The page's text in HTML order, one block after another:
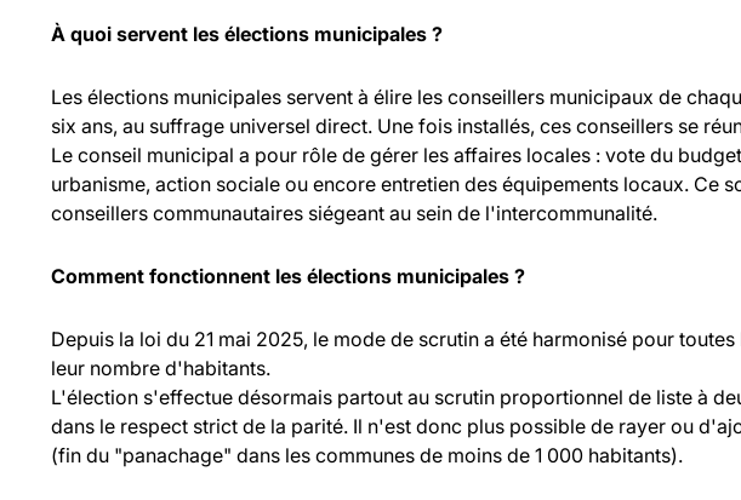
À quoi servent les élections municipales ?
Les élections municipales servent à élire les conseillers municipaux de
six ans, au suffrage universel direct. Une fois installés, ces conseillers se
Le conseil municipal a pour rôle de gérer les affaires locales : vote du
urbanisme, action sociale ou encore entretien des équipements locaux. Ce
conseillers communautaires siégeant au sein de l'intercommunalité.
Comment fonctionnent les élections municipales ?
Depuis la loi du 21 mai 2025, le mode de scrutin a été harmonisé pour
leur nombre d'habitants.
L'élection s'effectue désormais partout au scrutin proportionnel de liste à
dans le respect strict de la parité. Il n'est donc plus possible de rayer ou
(fin du "panachage" dans les communes de moins de 1 000 habitants).